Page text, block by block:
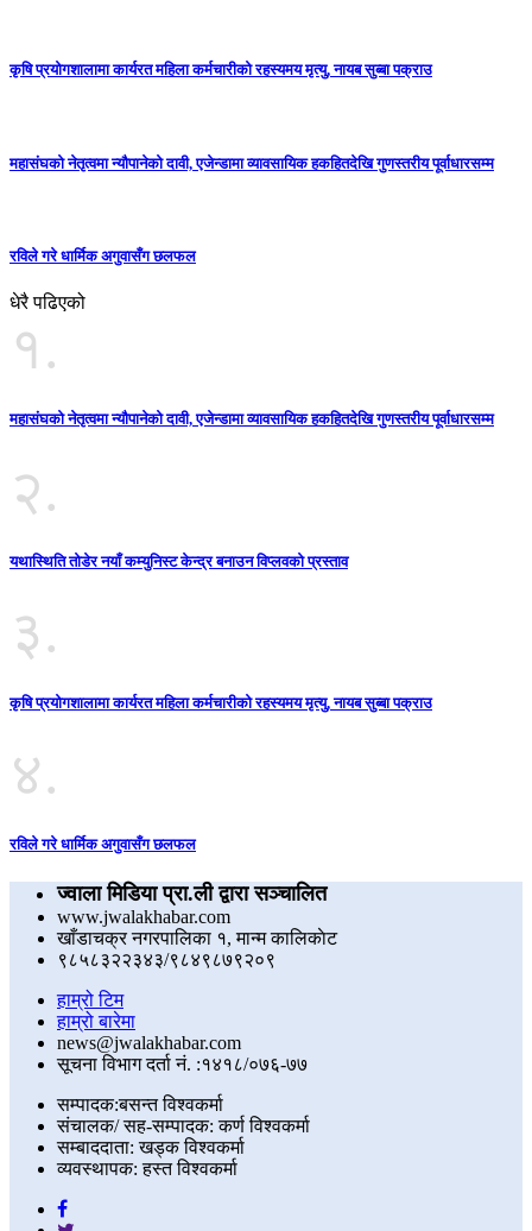
कृषि प्रयोगशालामा कार्यरत महिला कर्मचारीको रहस्यमय मृत्यु, नायब सुब्बा पक्राउ
महासंघको नेतृत्वमा न्यौपानेको दावी, एजेन्डामा व्यावसायिक हकहितदेखि गुणस्तरीय पूर्वाधारसम्म
रविले गरे धार्मिक अगुवासँग छलफल
धेरै पढिएको
१.
महासंघको नेतृत्वमा न्यौपानेको दावी, एजेन्डामा व्यावसायिक हकहितदेखि गुणस्तरीय पूर्वाधारसम्म
२.
यथास्थिति तोडेर नयाँ कम्युनिस्ट केन्द्र बनाउन विप्लवको प्रस्ताव
३.
कृषि प्रयोगशालामा कार्यरत महिला कर्मचारीको रहस्यमय मृत्यु, नायब सुब्बा पक्राउ
४.
रविले गरे धार्मिक अगुवासँग छलफल
ज्वाला मिडिया प्रा.ली द्वारा सञ्चालित
www.jwalakhabar.com
खाँडाचक्र नगरपालिका १, मान्म कालिकाेट
९८५८३२२३४३/९८४९८७९२०९
हाम्रो टिम
हाम्रो बारेमा
news@jwalakhabar.com
सूचना विभाग दर्ता नं. :१४१८/०७६-७७
सम्पादक:बसन्त विश्वकर्मा
संचालक/ सह-सम्पादक: कर्ण विश्वकर्मा
सम्बाददाता: खड्क विश्वकर्मा
व्यवस्थापक: हस्त विश्वकर्मा